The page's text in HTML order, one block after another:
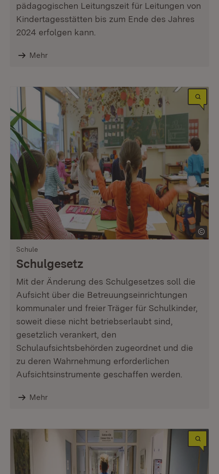
pädagogischen Leitungszeit für Leitungen von
Kindertagesstätten bis zum Ende des Jahres
2024 erfolgen kann.
Mehr
Schule
Schulgesetz
Mit der Änderung des Schulgesetzes soll die
Aufsicht über die Betreuungseinrichtungen
kommunaler und freier Träger für Schulkinder,
soweit diese nicht betriebserlaubt sind,
gesetzlich verankert, den
Schulaufsichtsbehörden zugeordnet und die
zu deren Wahrnehmung erforderlichen
Aufsichtsinstrumente geschaffen werden.
Mehr